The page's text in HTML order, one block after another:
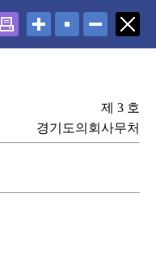
제 3 호
경기도의회사무처